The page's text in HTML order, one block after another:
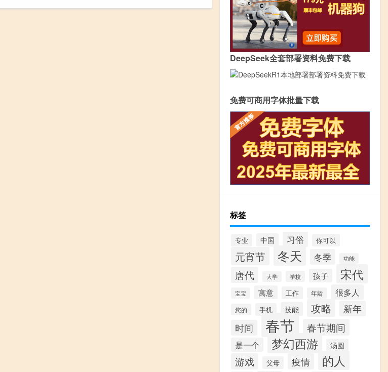
DeepSeek全套部署资料免费下载
免费可商用字体批量下载
标签
专业 中国 习俗 你可以
元宵节 冬天 冬季 功能
唐代 大学 学校 孩子 宋代
宝宝 寓意 工作 年龄 很多人
您的 手机 技能 攻略
新年
时间
春节 春节期间
是一个 梦幻西游 汤圆
游戏 父母 疫情 的人